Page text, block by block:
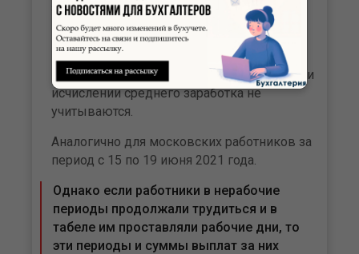
законодательством.
Поэтому в соответствии с подпунктом «е»
нерабочие дни с 4 по 7 мая 2021 года и
начисленные за данный период суммы при
исчислении среднего заработка не
учитываются.
Аналогично для московских работников за
период с 15 по 19 июня 2021 года.
Однако если работники в нерабочие
периоды продолжали трудиться и в
табеле им проставляли рабочие дни, то
эти периоды и суммы выплат за них